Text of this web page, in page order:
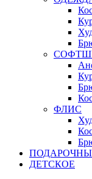
ФЛИС
ДЕТСКОЕ